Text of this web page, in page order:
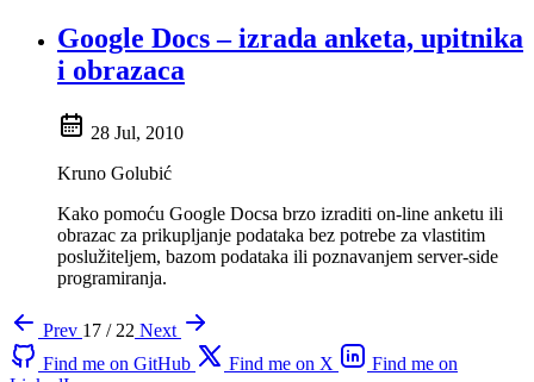
Google Docs – izrada anketa, upitnika
i obrazaca
28 Jul, 2010
Kruno Golubić
Kako pomoću Google Docsa brzo izraditi on-line anketu ili
obrazac za prikupljanje podataka bez potrebe za vlastitim
poslužiteljem, bazom podataka ili poznavanjem server-side
programiranja.
Prev 17 / 22 Next
Find me on GitHub
Find me on X
Find me on